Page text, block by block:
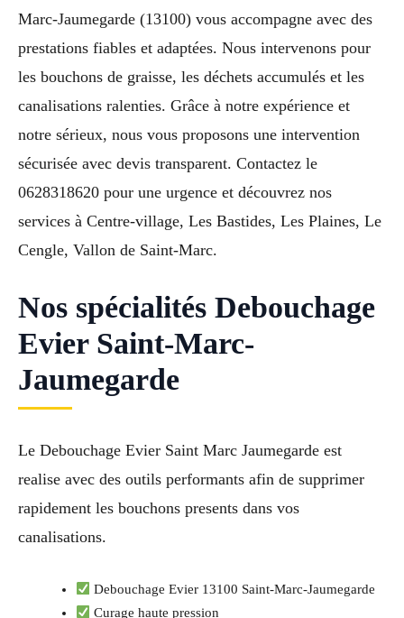
Marc-Jaumegarde (13100) vous accompagne avec des
prestations fiables et adaptées. Nous intervenons pour
les bouchons de graisse, les déchets accumulés et les
canalisations ralenties. Grâce à notre expérience et
notre sérieux, nous vous proposons une intervention
sécurisée avec devis transparent. Contactez le
0628318620 pour une urgence et découvrez nos
services à Centre-village, Les Bastides, Les Plaines, Le
Cengle, Vallon de Saint-Marc.
Nos spécialités Debouchage
Evier Saint-Marc-
Jaumegarde
Le Debouchage Evier Saint Marc Jaumegarde est
realise avec des outils performants afin de supprimer
rapidement les bouchons presents dans vos
canalisations.
Debouchage Evier 13100 Saint-Marc-Jaumegarde
Curage haute pression